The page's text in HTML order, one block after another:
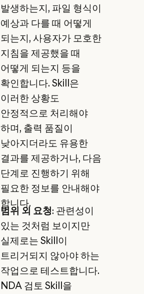
발생하는지, 파일 형식이
예상과 다를 때 어떻게
되는지, 사용자가 모호한
지침을 제공했을 때
어떻게 되는지 등을
확인합니다. Skill은
이러한 상황도
안정적으로 처리해야
하며, 출력 품질이
낮아지더라도 유용한
결과를 제공하거나, 다음
단계로 진행하기 위해
필요한 정보를 안내해야
합니다.
범위 외 요청: 관련성이
있는 것처럼 보이지만
실제로는 Skill이
트리거되지 않아야 하는
작업으로 테스트합니다.
NDA 검토 Skill을